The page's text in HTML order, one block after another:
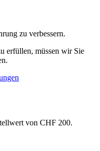
zu verbessern.
erfüllen, müssen wir Sie
von CHF 200.